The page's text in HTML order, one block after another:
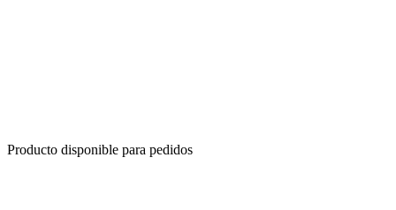
Producto disponible para pedidos